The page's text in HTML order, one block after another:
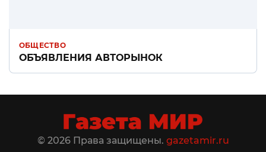
ОБЩЕСТВО
ОБЪЯВЛЕНИЯ АВТОРЫНОК
© 2026 Права защищены. gazetamir.ru